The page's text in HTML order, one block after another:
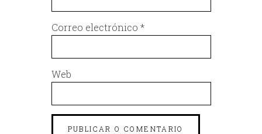
Correo electrónico *
Web